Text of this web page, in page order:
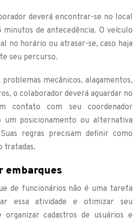
deverá encontrar-se no local
de antecedência. O veículo
no horário ou atrasar-se, caso haja
seu percurso.
problemas mecânicos, alagamentos,
o colaborador deverá aguardar no
contato com seu coordenador
um posicionamento ou alternativa
regras precisam definir como
tratadas.
embarques
de funcionários não é uma tarefa
essa atividade e otimizar seu
organizar cadastros de usuários e